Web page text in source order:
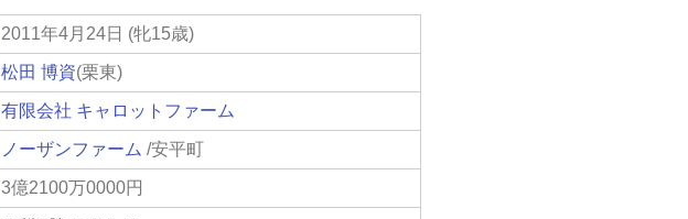
2011年4月24日 (牝15歳)
松田 博資(栗東)
有限会社 キャロットファーム
ノーザンファーム /安平町
3億2100万0000円